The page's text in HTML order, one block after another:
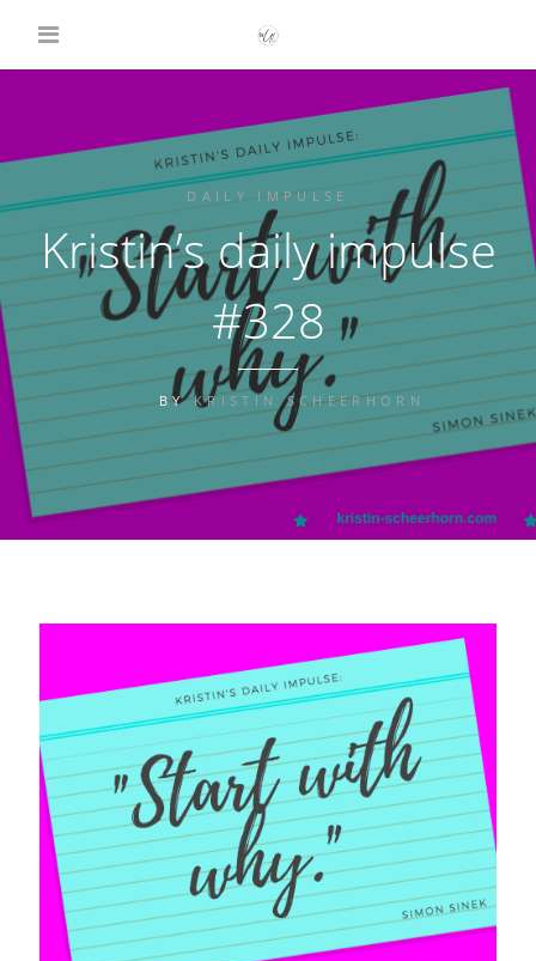
DAILY IMPULSE
Kristin’s daily impulse
#328
BYKRISTIN SCHEERHORN